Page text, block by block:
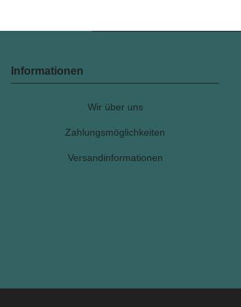
Informationen
Wir über uns
Zahlungsmöglichkeiten
Versandinformationen